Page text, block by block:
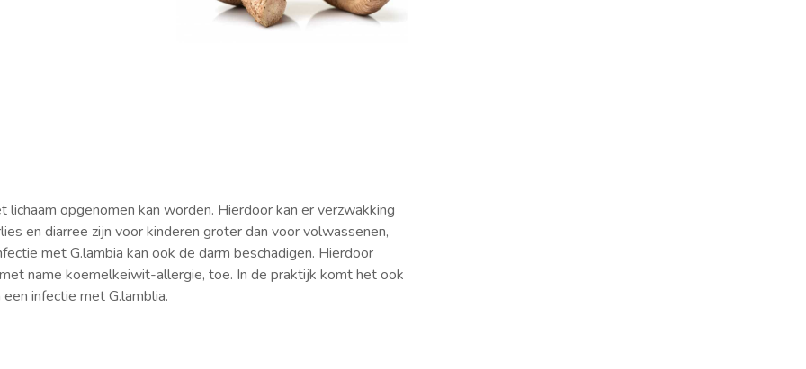
opgenomen kan worden. Hierdoor kan er verzwakking
en diarree zijn voor kinderen groter dan voor volwassenen,
met G.lambia kan ook de darm beschadigen. Hierdoor
name koemelkeiwit-allergie, toe. In de praktijk komt het ook
infectie met G.lamblia.